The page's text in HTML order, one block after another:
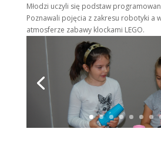
Młodzi uczyli się podstaw
Poznawali pojęcia z zakresu robotyki a
atmosferze zabawy klockami LEGO.